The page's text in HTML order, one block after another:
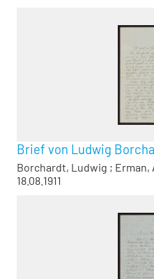
Brief von Ludwig
Borchardt, Ludwig ; Erman,
18.08.1911